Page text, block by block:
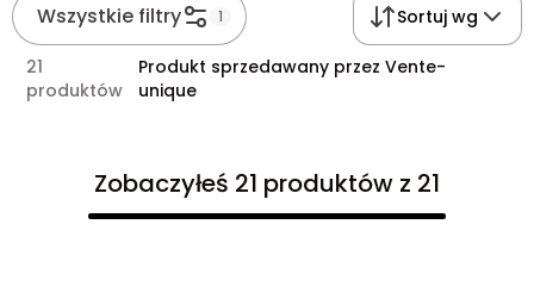
Wszystkie filtry 1 Sortuj wg
21
produktów
Produkt sprzedawany przez Vente-
unique
Zobaczyłeś 21 produktów z 21